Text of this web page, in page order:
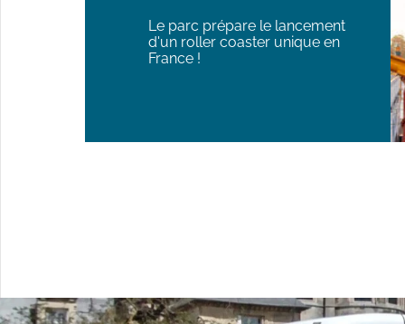
Le parc prépare le lancement
d'un roller coaster unique en
France !